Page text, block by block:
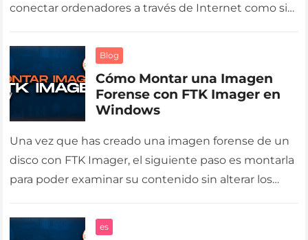
conectar ordenadores a través de Internet como si
Blog
Cómo Montar una Imagen
Forense con FTK Imager en
Windows
Una vez que has creado una imagen forense de un
disco con FTK Imager, el siguiente paso es montarla
para poder examinar su contenido sin alterar los…
es